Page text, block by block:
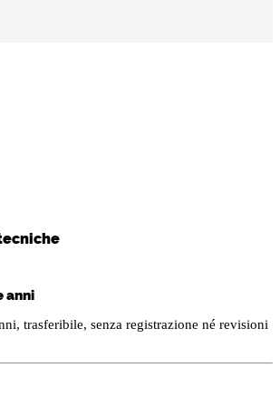
anni
trasferibile, senza registrazione né revisioni